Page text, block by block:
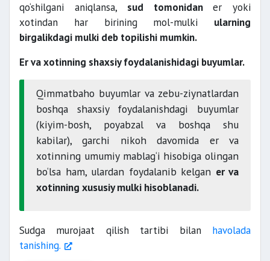
qo‘shilgani aniqlansa, sud tomonidaner yoki
xotindan har birining mol-mulki ularning
birgalikdagi mulki deb topilishi mumkin.
Er va xotinning shaxsiy foydalanishidagi buyumlar.
Qimmatbaho buyumlar va zebu-ziynatlardan
boshqa shaxsiy foydalanishdagi buyumlar
(kiyim-bosh, poyabzal va boshqa shu
kabilar), garchi nikoh davomida er va
xotinning umumiy mablag‘i hisobiga olingan
bo‘lsa ham, ulardan foydalanib kelgan er va
xotinning xususiy mulki hisoblanadi.
Sudga murojaat qilish tartibi bilan havolada
tanishing.